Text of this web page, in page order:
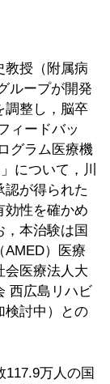
授（附属病
ループが開発
調整し，脳卒
ィードバッ
グラム医療機
について，川
認が得られた
効性を確かめ
本治験は国
AMED）医療
会医療法人大
西広島リハビ
検討中）との
万人の国